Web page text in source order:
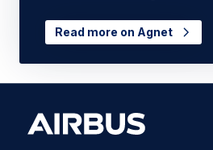
Read more on Agnet